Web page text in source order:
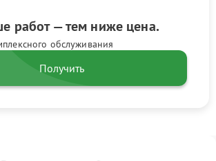
работ — тем ниже цена.
обслуживания
Получить